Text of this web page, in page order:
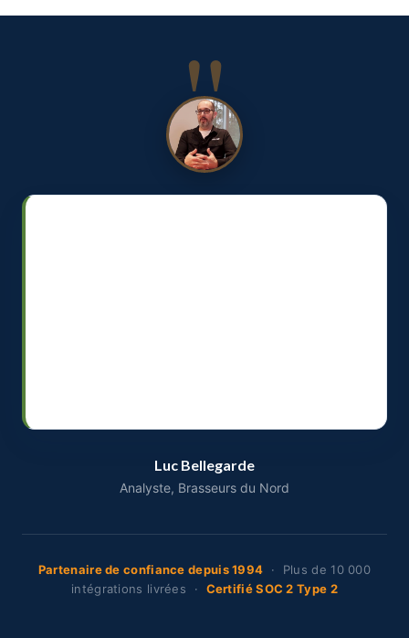
Luc Bellegarde
Analyste, Brasseurs du Nord
Partenaire de confiance depuis 1994 · Plus de 10 000
intégrations livrées · Certifié SOC 2 Type 2